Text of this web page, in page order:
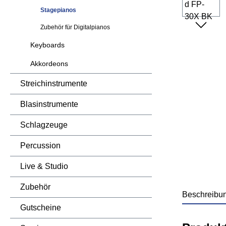
Stagepianos
Zubehör für Digitalpianos
Keyboards
Akkordeons
Streichinstrumente
Blasinstrumente
Schlagzeuge
Percussion
Live & Studio
Zubehör
Gutscheine